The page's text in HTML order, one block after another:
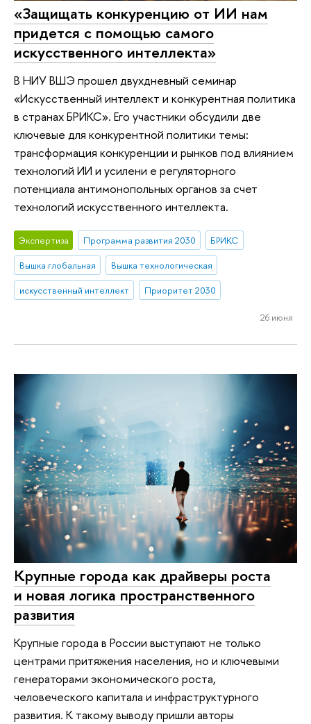
«Защищать конкуренцию от ИИ нам
придется с помощью самого
искусственного интеллекта»
В НИУ ВШЭ прошел двухдневный семинар
«Искусственный интеллект и конкурентная политика
в странах БРИКС». Его участники обсудили две
ключевые для конкурентной политики темы:
трансформация конкуренции и рынков под влиянием
технологий ИИ и усилени е регуляторного
потенциала антимонопольных органов за счет
технологий искусственного интеллекта.
Экспертиза Программа развития 2030
БРИКС
Вышка глобальная
Вышка технологическая
искусственный интеллект
Приоритет 2030
26 июня
Крупные города как драйверы роста
и новая логика пространственного
развития
Крупные города в России выступают не только
центрами притяжения населения, но и ключевыми
генераторами экономического роста,
человеческого капитала и инфраструктурного
развития. К такому выводу пришли авторы